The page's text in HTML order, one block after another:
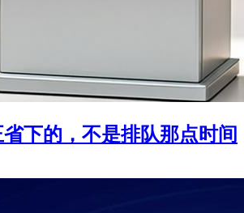
下的，不是排队那点时间